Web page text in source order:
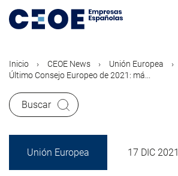
contenido
Inicio CEOE News
Unión Europea
Último Consejo Europeo de 2021: má...
Buscar
Unión Europea 17 DIC 2021